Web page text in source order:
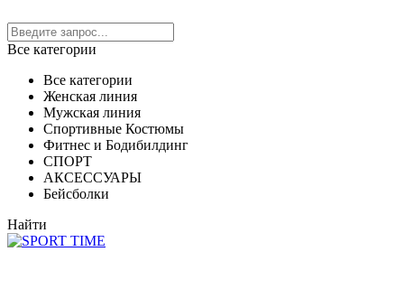
Все категории
Все категории
Женская линия
Мужская линия
Спортивные Костюмы
Фитнес и Бодибилдинг
СПОРТ
АКСЕССУАРЫ
Бейсболки
Найти